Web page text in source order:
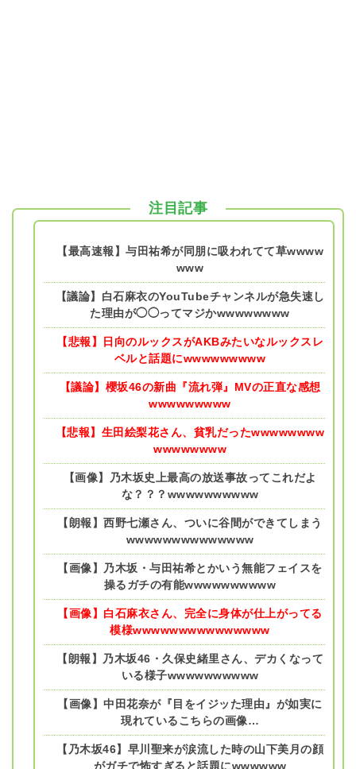
注目記事
【最高速報】与田祐希が同朋に吸われてて草wwww
www
【議論】白石麻衣のYouTubeチャンネルが急失速し
た理由が◯◯ってマジかwwwwwwww
【悲報】日向のルックスがAKBみたいなルックスレ
ベルと話題にwwwwwwwww
【議論】櫻坂46の新曲『流れ弾』MVの正直な感想
wwwwwwwww
【悲報】生田絵梨花さん、貧乳だったwwwwwwww
wwwwwwww
【画像】乃木坂史上最高の放送事故ってこれだよ
な？？？wwwwwwwwww
【朗報】西野七瀬さん、ついに谷間ができてしまう
wwwwwwwwwwwwww
【画像】乃木坂・与田祐希とかいう無能フェイスを
操るガチの有能wwwwwwwwww
【画像】白石麻衣さん、完全に身体が仕上がってる
模様wwwwwwwwwwwwwww
【朗報】乃木坂46・久保史緒里さん、デカくなって
いる様子wwwwwwwwww
【画像】中田花奈が『目をイジッた理由』が如実に
現れているこちらの画像…
【乃木坂46】早川聖来が涙流した時の山下美月の顔
がガチで怖すぎると話題にwwwwww